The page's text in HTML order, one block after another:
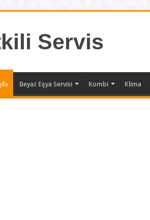
Servis
Beyaz Eşya Servisi Kombi Klima